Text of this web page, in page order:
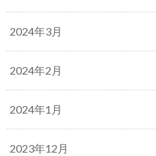
2024年3月
2024年2月
2024年1月
2023年12月